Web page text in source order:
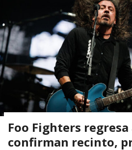
Foo Fighters regresa
confirman recinto,